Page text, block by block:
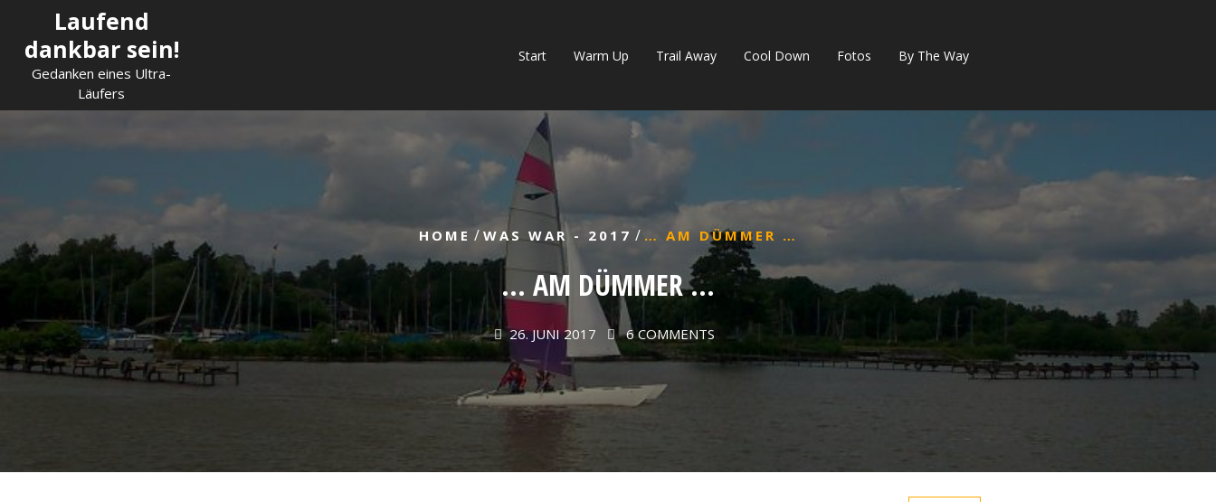
content
Laufend
dankbar sein!
Gedanken eines Ultra-
Läufers
Start Warm Up Trail Away Cool Down Fotos By The Way
HOME / WAS WAR - 2017 / … AM DÜMMER …
… AM DÜMMER …
26. JUNI 2017 6 COMMENTS